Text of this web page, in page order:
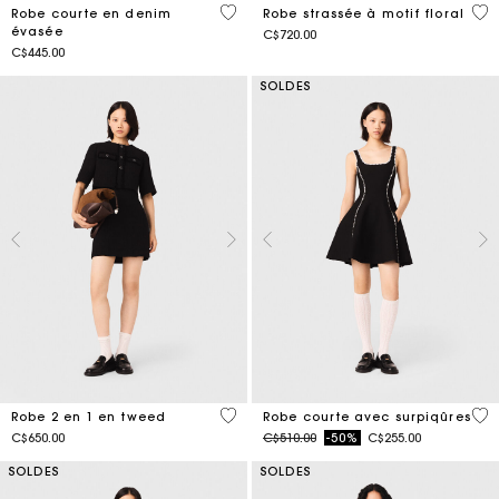
Robe courte en denim
évasée
C$445.00
3,3 out of 5 Customer Rating
Robe strassée à motif floral
C$720.00
3,2
Robe 2 en 1 en tweed
C$650.00
4,1 out of 5 Customer Rating
SOLDES
Robe courte avec surpiqûres
Price reduced from
C$510.00to-50% C$255.00
5
SOLDES SOLDES